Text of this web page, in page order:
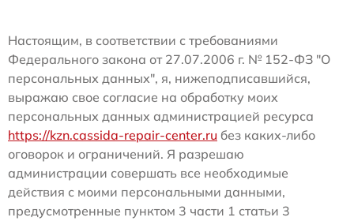
Настоящим, в соответствии с требованиями
Федерального закона от 27.07.2006 г. № 152-ФЗ "О
персональных данных", я, нижеподписавшийся,
выражаю свое согласие на обработку моих
персональных данных администрацией ресурса
https://kzn.cassida-repair-center.ru без каких-либо
оговорок и ограничений. Я разрешаю
администрации совершать все необходимые
действия с моими персональными данными,
предусмотренные пунктом 3 части 1 статьи 3